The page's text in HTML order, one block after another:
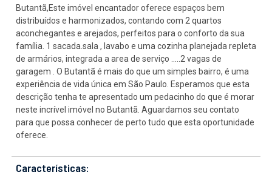
Butantã,Este imóvel encantador oferece espaços bem
distribuídos e harmonizados, contando com 2 quartos
aconchegantes e arejados, perfeitos para o conforto da sua
família. 1 sacada.sala , lavabo e uma cozinha planejada repleta
de armários, integrada a area de serviço .....2 vagas de
garagem . O Butantã é mais do que um simples bairro, é uma
experiência de vida única em São Paulo. Esperamos que esta
descrição tenha te apresentado um pedacinho do que é morar
neste incrível imóvel no Butantã. Aguardamos seu contato
para que possa conhecer de perto tudo que esta oportunidade
oferece.
Características: